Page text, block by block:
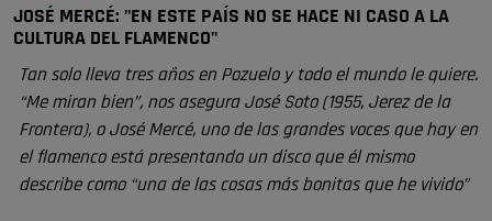
JOSÉ MERCÉ: "EN ESTE PAÍS NO SE HACE NI CASO A LA
CULTURA DEL FLAMENCO"
Tan solo lleva tres años en Pozuelo y todo el mundo le quiere.
“Me miran bien”, nos asegura José Soto (1955, Jerez de la
Frontera), o José Mercé, uno de las grandes voces que hay en
el flamenco está presentando un disco que él mismo
describe como “una de las cosas más bonitas que he vivido”